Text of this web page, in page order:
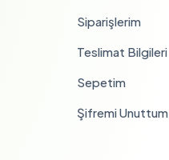
Siparişlerim
Teslimat Bilgileri
Sepetim
Şifremi Unuttum